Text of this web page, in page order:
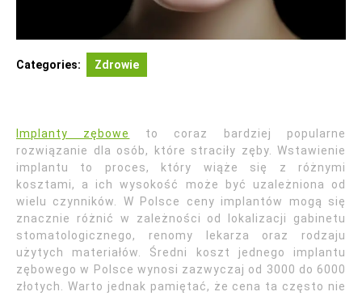
Categories: Zdrowie
Implanty zębowe
to coraz bardziej popularne
rozwiązanie dla osób, które straciły zęby. Wstawienie
implantu to proces, który wiąże się z różnymi
kosztami, a ich wysokość może być uzależniona od
wielu czynników. W Polsce ceny implantów mogą się
znacznie różnić w zależności od lokalizacji gabinetu
stomatologicznego, renomy lekarza oraz rodzaju
użytych materiałów. Średni koszt jednego implantu
zębowego w Polsce wynosi zazwyczaj od 3000 do 6000
złotych. Warto jednak pamiętać, że cena ta często nie